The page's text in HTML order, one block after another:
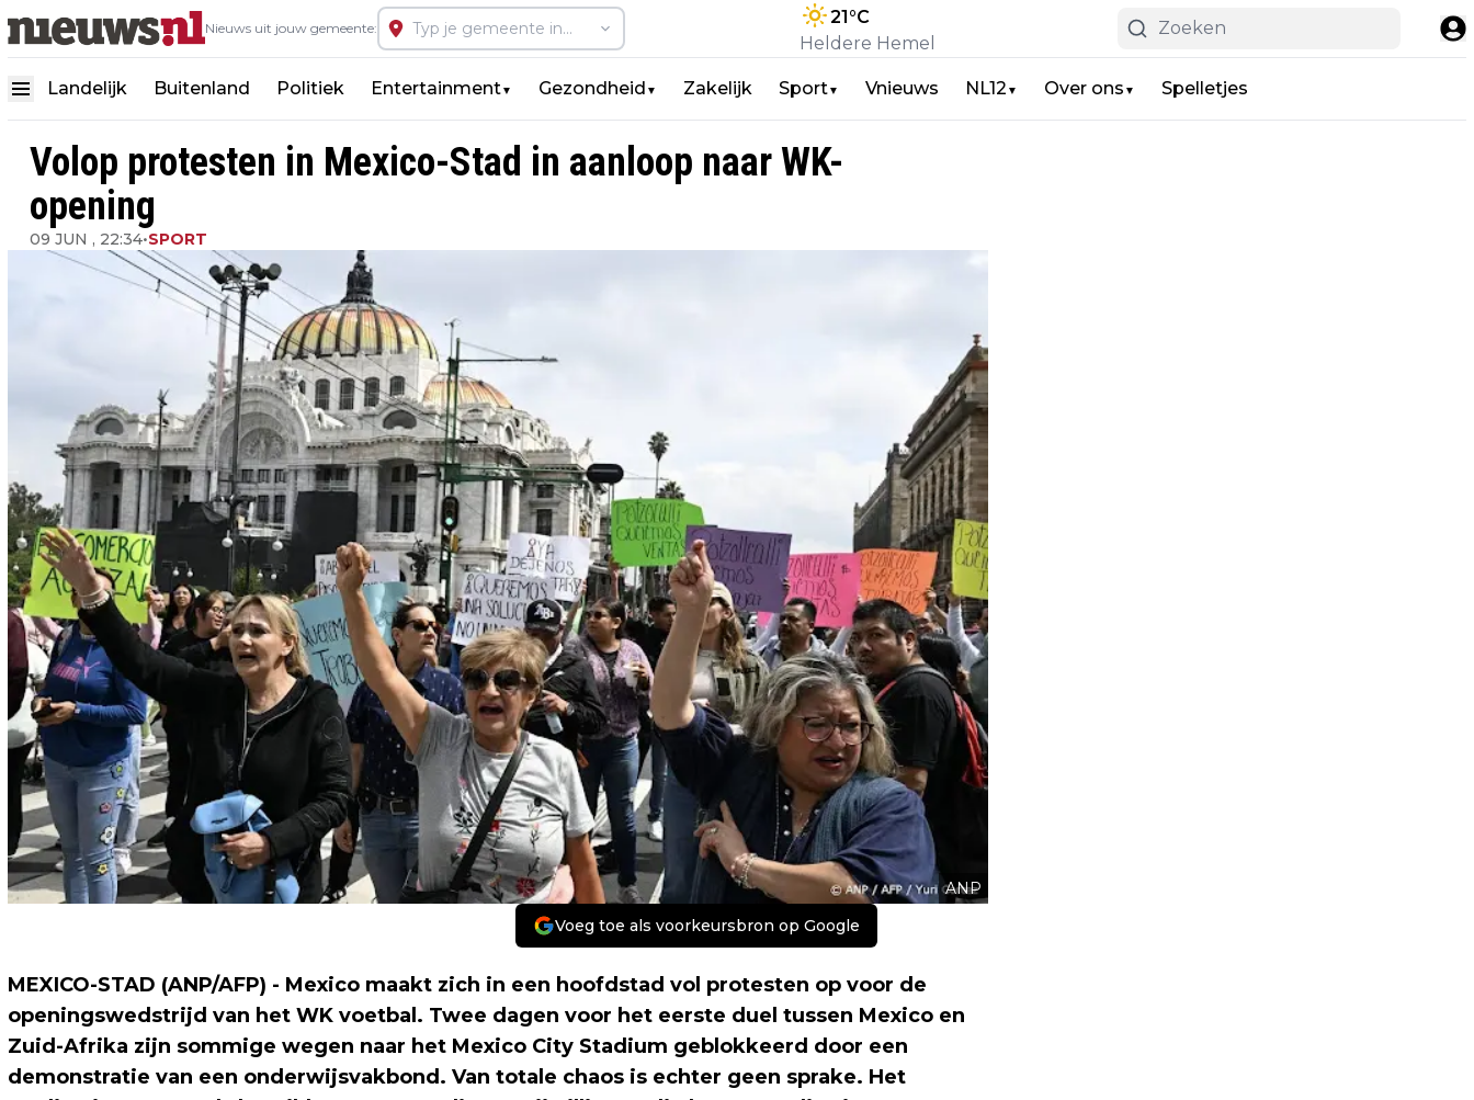
Nieuws uit jouw gemeente:
21°C
Heldere Hemel
Landelijk Buitenland Politiek Entertainment▼ Gezondheid ▼ Zakelijk Sport▼ Vnieuws NL12 ▼ Over ons ▼ Spelletjes
Volop protesten in Mexico-Stad in aanloop naar WK-
opening
09 JUN , 22:34•SPORT
ANP
Voeg toe als voorkeursbron op Google
MEXICO-STAD (ANP/AFP) - Mexico maakt zich in een hoofdstad vol protesten op voor de
openingswedstrijd van het WK voetbal. Twee dagen voor het eerste duel tussen Mexico en
Zuid-Afrika zijn sommige wegen naar het Mexico City Stadium geblokkeerd door een
demonstratie van een onderwijsvakbond. Van totale chaos is echter geen sprake. Het